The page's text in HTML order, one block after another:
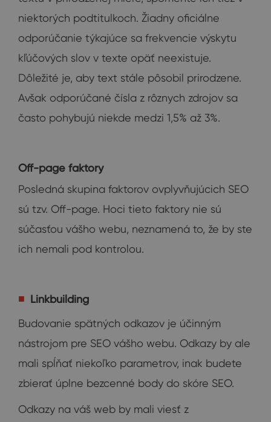
niektorých podtitulkoch. Žiadny oficiálne
odporúčanie týkajúce sa frekvencie výskytu
kľúčových slov v texte opäť neexistuje.
Dôležité je, aby text stále pôsobil prirodzene.
Avšak odporúčané čísla z rôznych zdrojov sa
často pohybujú niekde medzi 1,5% až 3%.
Off-page faktory
Posledná skupina faktorov ovplyvňujúcich SEO
sú tzv. Off-page. Hoci tieto faktory nie sú
súčasťou vášho webu, neznamená to, že by ste
ich nemali pod kontrolou.
Linkbuilding
Budovanie spätných odkazov je účinným
nástrojom pre SEO vášho webu. Odkazy by ale
mali spĺňať niekoľko parametrov, inak budete
zbierať úplne bezcenné body do skóre SEO.
Odkazy na váš web by mali viesť z